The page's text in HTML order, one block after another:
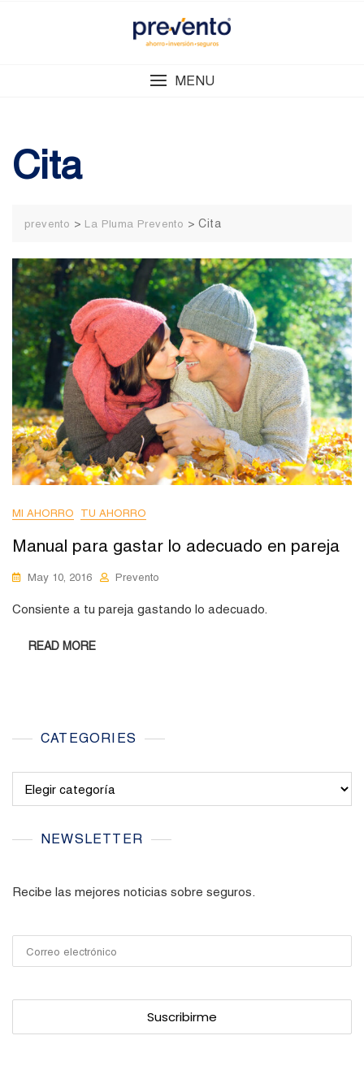
MENU
Cita
prevento > La Pluma Prevento >Cita
MI AHORRO TU AHORRO
Manual para gastar lo adecuado en pareja
May 10, 2016 Prevento
Consiente a tu pareja gastando lo adecuado.
READ MORE
CATEGORIES
NEWSLETTER
Recibe las mejores noticias sobre seguros.